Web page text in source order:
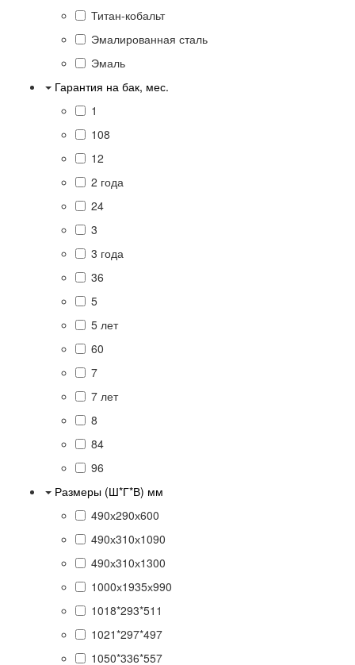
Титан-кобальт
Эмалированная сталь
Эмаль
Гарантия на бак, мес.
1
108
12
2 года
24
3
3 года
36
5
5 лет
60
7
7 лет
8
84
96
Размеры (Ш*Г*В) мм
490х290х600
490х310х1090
490х310х1300
1000х1935х990
1018*293*511
1021*297*497
1050*336*557